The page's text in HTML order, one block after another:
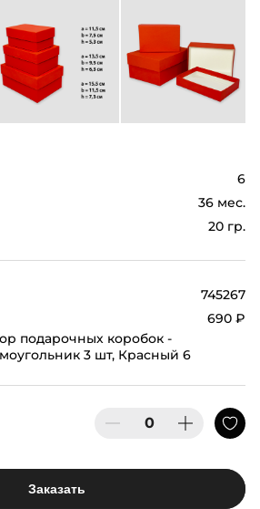
6
36 мес.
20 гр.
745267
690 ₽
подарочных коробок -
3 шт, Красный 6
Заказать